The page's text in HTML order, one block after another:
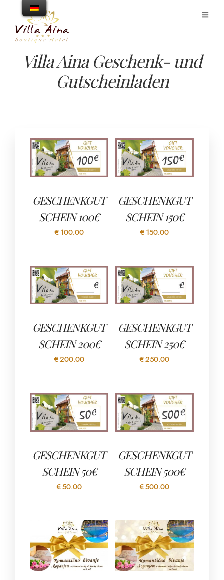
Villa Aina Geschenk- und
Gutscheinladen
GESCHENKGUT
SCHEIN 100€
€ 100.00
GESCHENKGUT
SCHEIN 150€
€ 150.00
GESCHENKGUT
SCHEIN 200€
€ 200.00
GESCHENKGUT
SCHEIN 250€
€ 250.00
GESCHENKGUT
SCHEIN 50€
€ 50.00
GESCHENKGUT
SCHEIN 500€
€ 500.00